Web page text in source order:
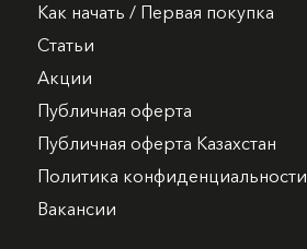
Как начать / Первая покупка
Статьи
Акции
Публичная оферта
Публичная оферта Казахстан
Политика конфиденциальности
Вакансии